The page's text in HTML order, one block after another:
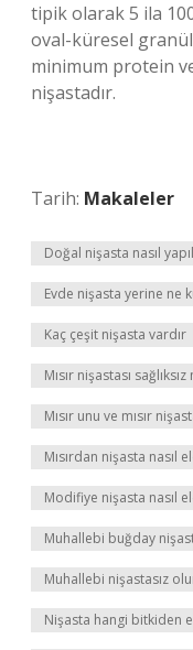
tipik olarak 5 ila
oval-küresel
minimum protein
nişastadır.
Tarih: Makaleler
Doğal nişasta nasıl
Evde nişasta yerine ne
Kaç çeşit nişasta vardır
Mısır nişastası sağlıksız
Mısır unu ve mısır
Mısırdan nişasta nasıl
Modifiye nişasta nasıl
Muhallebi buğday
Muhallebi nişastasız
Nişasta hangi bitkiden